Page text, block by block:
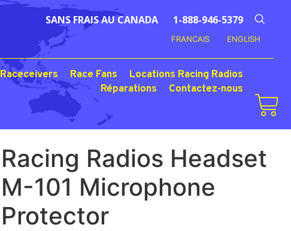
SANS FRAIS AU CANADA 1-888-946-5379
FRANCAIS ENGLISH
Raceceivers Race Fans
Locations Racing Radios
Réparations
Contactez-nous
Racing Radios Headset
M-101 Microphone
Protector